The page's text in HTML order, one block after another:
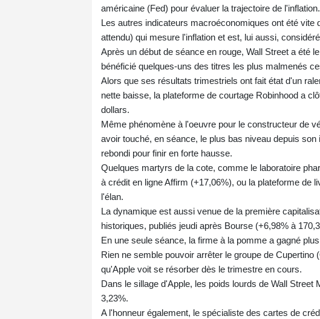
américaine (Fed) pour évaluer la trajectoire de l'inflation.
Les autres indicateurs macroéconomiques ont été
attendu) qui mesure l'inflation et est, lui aussi,
Après un début de séance en rouge, Wall Street a été
bénéficié quelques-uns des titres les plus malmenés
Alors que ses résultats trimestriels ont fait état d'un
nette baisse, la plateforme de courtage Robinhood a
dollars.
Même phénomène à l'oeuvre pour le constructeur de
avoir touché, en séance, le plus bas niveau depuis
rebondi pour finir en forte hausse.
Quelques martyrs de la cote, comme le laboratoire
à crédit en ligne Affirm (+17,06%), ou la plateforme de
l'élan.
La dynamique est aussi venue de la première
historiques, publiés jeudi après Bourse (+6,98% à
En une seule séance, la firme à la pomme a gagné
Rien ne semble pouvoir arrêter le groupe de
qu'Apple voit se résorber dès le trimestre en cours.
Dans le sillage d'Apple, les poids lourds de Wall
3,23%.
A l'honneur également, le spécialiste des cartes de